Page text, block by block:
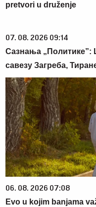
pretvori u druženje
07. 08. 2026 09:14
Сазнања „Политике”:
савезу Загреба,
06. 08. 2026 07:08
Evo u kojim banjama